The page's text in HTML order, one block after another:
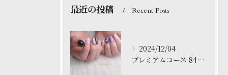
最近の投稿 Recent Posts
2024/12/04
プレミアムコース 8480円